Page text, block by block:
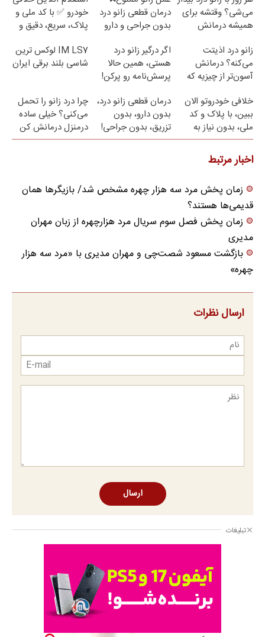
می‌شی؟ وقتشه برای
همیشه درمانش
درمان قطعی زانو درد
بدون جراحی و دارو
خودرو ✅ با کد ملی و
پلاک، سریع، دقیق و
زانو درد اذیتت
می‌کنه؟ درمانش
آسون‌تر از چیزیه که
می‌کنی✅پرسشنامه
اگر درگیر زانو درد
هستی، همین حالا
پرسش‌نامه رو پرکن!
IM LS7 لوکس ترین
شاسی بلند برقی ایران
خلافی خودروتو الان
ببین، با پلاک و کد
ملی، بدون نیاز به
مراجعه حضوری
درمان قطعی زانو درد،
بدون دارو، بدون
تزریق، بدون جراحی!
(پرسش‌نامه)
چرا درد زانو را تحمل
می‌کنی؟ خیلی ساده
درمنزل درمانش کن
اخبار مرتبط
زمان پخش مرد سه هزار چهره مشخص شد/ بازیگرها همان
قدیمی‌ها هستند؟
زمان پخش فصل سوم سریال مرد هزارچهره از زبان مهران
مدیری
بازگشت مسعود شصت‌چی و مهران مدیری با «مرد سه هزار
چهره»
ارسال نظرات
ارسال
تبلیغات